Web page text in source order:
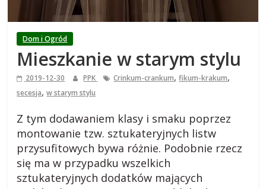
e
s
k
Dom i Ogród
Mieszkanie w starym stylu
2019-12-30 PPK Crinkum-crankum,fikum-krakum,
secesja,w starym stylu
Z tym dodawaniem klasy i smaku poprzez
montowanie tzw. sztukateryjnych listw
przysufitowych bywa różnie. Podobnie rzecz
się ma w przypadku wszelkich
sztukateryjnych dodatków mających